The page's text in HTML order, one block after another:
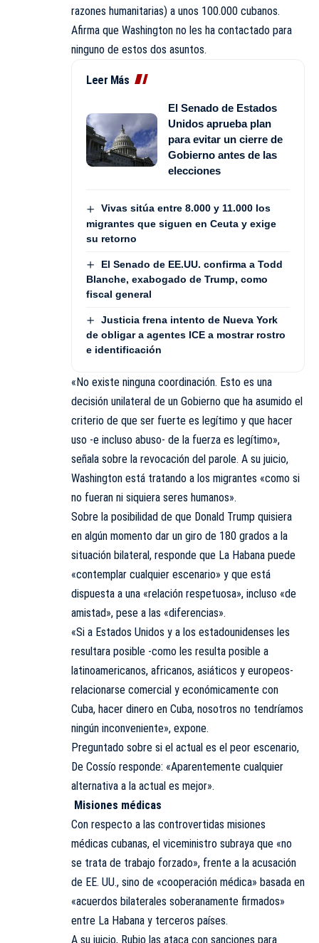
razones humanitarias) a unos 100.000 cubanos.
Afirma que Washington no les ha contactado para
ninguno de estos dos asuntos.
Leer Más
El Senado de Estados
Unidos aprueba plan
para evitar un cierre de
Gobierno antes de las
elecciones
Vivas sitúa entre 8.000 y 11.000 los
migrantes que siguen en Ceuta y exige
su retorno
El Senado de EE.UU. confirma a Todd
Blanche, exabogado de Trump, como
fiscal general
Justicia frena intento de Nueva York
de obligar a agentes ICE a mostrar rostro
e identificación
«No existe ninguna coordinación. Esto es una
decisión unilateral de un Gobierno que ha asumido el
criterio de que ser fuerte es legítimo y que hacer
uso -e incluso abuso- de la fuerza es legítimo»,
señala sobre la revocación del parole. A su juicio,
Washington está tratando a los migrantes «como si
no fueran ni siquiera seres humanos».
Sobre la posibilidad de que Donald Trump quisiera
en algún momento dar un giro de 180 grados a la
situación bilateral, responde que La Habana puede
«contemplar cualquier escenario» y que está
dispuesta a una «relación respetuosa», incluso «de
amistad», pese a las «diferencias».
«Si a Estados Unidos y a los estadounidenses les
resultara posible -como les resulta posible a
latinoamericanos, africanos, asiáticos y europeos-
relacionarse comercial y económicamente con
Cuba, hacer dinero en Cuba, nosotros no tendríamos
ningún inconveniente», expone.
Preguntado sobre si el actual es el peor escenario,
De Cossío responde: «Aparentemente cualquier
alternativa a la actual es mejor».
Misiones médicas
Con respecto a las controvertidas misiones
médicas cubanas, el viceministro subraya que «no
se trata de trabajo forzado», frente a la acusación
de EE. UU., sino de «cooperación médica» basada en
«acuerdos bilaterales soberanamente firmados»
entre La Habana y terceros países.
A su juicio, Rubio las ataca con sanciones para